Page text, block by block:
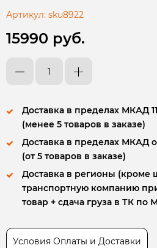
Артикул: sku8922
15990 руб.
Доставка в пределах МКАД
(менее 5 товаров в заказе)
Доставка в пределах МКАД
(от 5 товаров в заказе)
Доставка в регионы (кроме
транспортную компанию
товар + сдача груза в ТК по
Условия Оплаты и Доставки